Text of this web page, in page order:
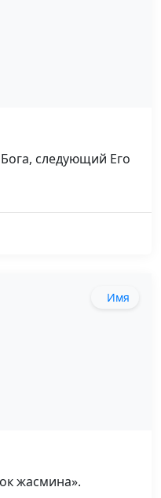
следующий Его
Имя
жасмина».